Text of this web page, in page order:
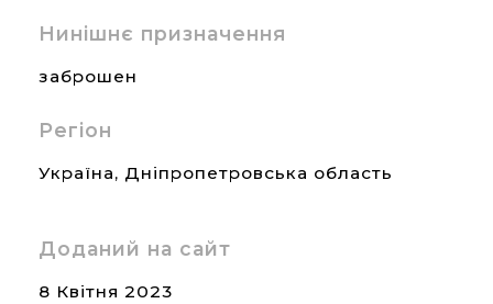
Нинішнє призначення
заброшен
Регіон
Україна, Дніпропетровська область
Доданий на сайт
8 Квітня 2023